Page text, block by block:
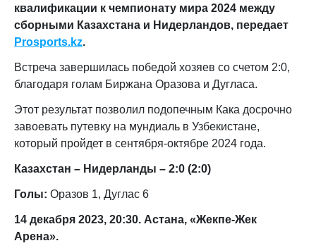
квалификации к чемпионату мира 2024 между
сборными Казахстана и Нидерландов, передает
Prosports.kz.
Встреча завершилась победой хозяев со счетом 2:0,
благодаря голам Биржана Оразова и Дугласа.
Этот результат позволил подопечным Кака досрочно
завоевать путевку на мундиаль в Узбекистане,
который пройдет в сентября-октябре 2024 года.
Казахстан – Нидерланды – 2:0 (2:0)
Голы: Оразов 1, Дуглас 6
14 декабря 2023, 20:30. Астана, «Жекпе-Жек
Арена».